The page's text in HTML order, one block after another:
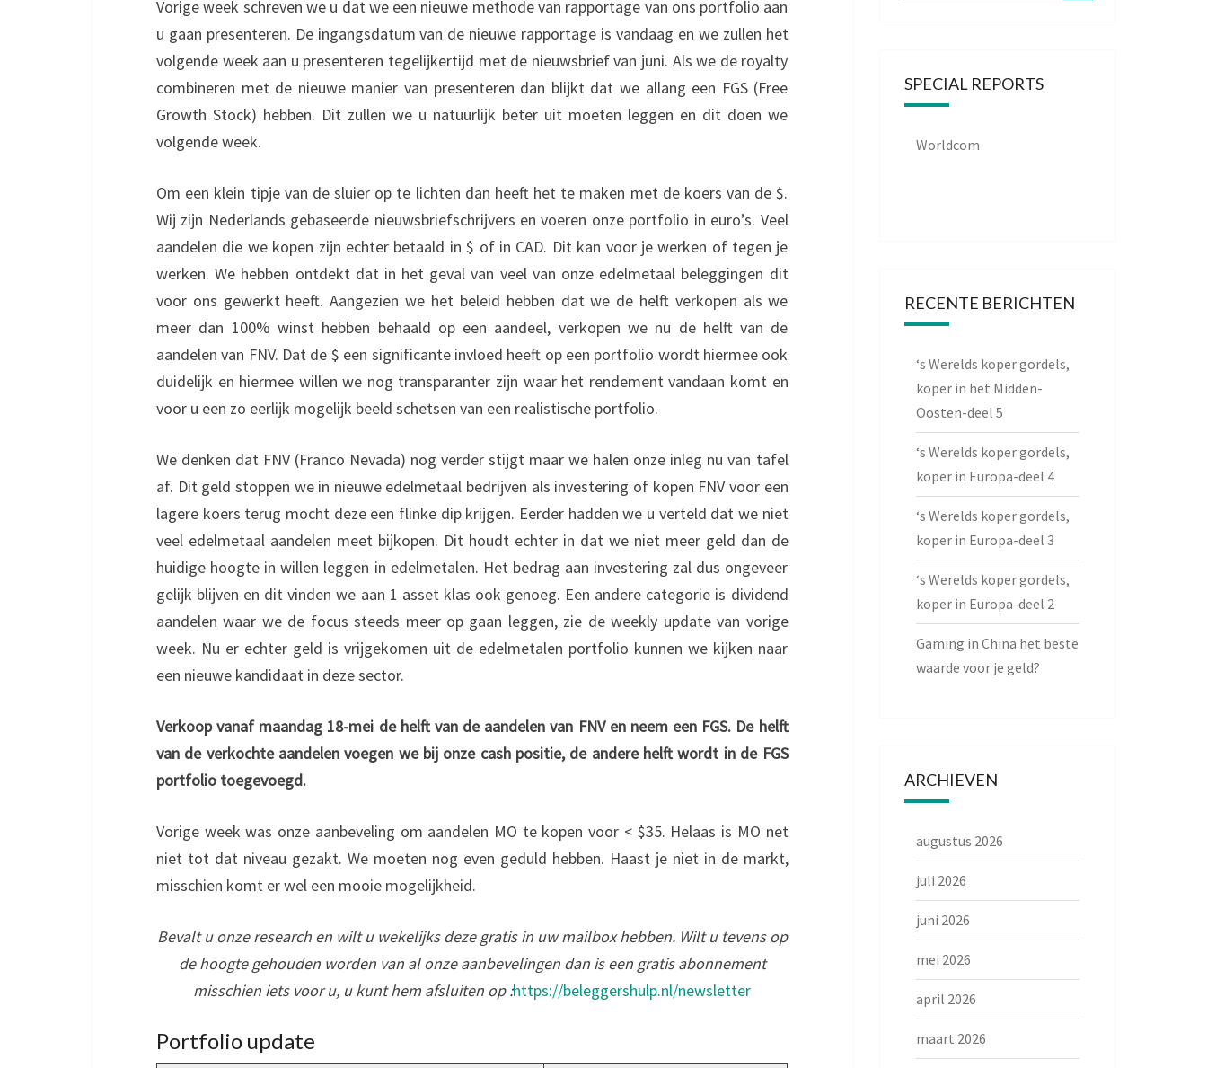
Vorige week schreven we u dat we een nieuwe methode van rapportage van ons portfolio aan
u gaan presenteren. De ingangsdatum van de nieuwe rapportage is vandaag en we zullen het
volgende week aan u presenteren tegelijkertijd met de nieuwsbrief van juni. Als we de royalty
combineren met de nieuwe manier van presenteren dan blijkt dat we allang een FGS (Free
Growth Stock) hebben. Dit zullen we u natuurlijk beter uit moeten leggen en dit doen we
volgende week.
Om een klein tipje van de sluier op te lichten dan heeft het te maken met de koers van de $.
Wij zijn Nederlands gebaseerde nieuwsbriefschrijvers en voeren onze portfolio in euro’s. Veel
aandelen die we kopen zijn echter betaald in $ of in CAD. Dit kan voor je werken of tegen je
werken. We hebben ontdekt dat in het geval van veel van onze edelmetaal beleggingen dit
voor ons gewerkt heeft. Aangezien we het beleid hebben dat we de helft verkopen als we
meer dan 100% winst hebben behaald op een aandeel, verkopen we nu de helft van de
aandelen van FNV. Dat de $ een significante invloed heeft op een portfolio wordt hiermee ook
duidelijk en hiermee willen we nog transparanter zijn waar het rendement vandaan komt en
voor u een zo eerlijk mogelijk beeld schetsen van een realistische portfolio.
We denken dat FNV (Franco Nevada) nog verder stijgt maar we halen onze inleg nu van tafel
af. Dit geld stoppen we in nieuwe edelmetaal bedrijven als investering of kopen FNV voor een
lagere koers terug mocht deze een flinke dip krijgen. Eerder hadden we u verteld dat we niet
veel edelmetaal aandelen meet bijkopen. Dit houdt echter in dat we niet meer geld dan de
huidige hoogte in willen leggen in edelmetalen. Het bedrag aan investering zal dus ongeveer
gelijk blijven en dit vinden we aan 1 asset klas ook genoeg. Een andere categorie is dividend
aandelen waar we de focus steeds meer op gaan leggen, zie de weekly update van vorige
week. Nu er echter geld is vrijgekomen uit de edelmetalen portfolio kunnen we kijken naar
een nieuwe kandidaat in deze sector.
Verkoop vanaf maandag 18-mei de helft van de aandelen van FNV en neem een FGS. De helft
van de verkochte aandelen voegen we bij onze cash positie, de andere helft wordt in de FGS
portfolio toegevoegd.
Vorige week was onze aanbeveling om aandelen MO te kopen voor < $35. Helaas is MO net
niet tot dat niveau gezakt. We moeten nog even geduld hebben. Haast je niet in de markt,
misschien komt er wel een mooie mogelijkheid.
Bevalt u onze research en wilt u wekelijks deze gratis in uw mailbox hebben. Wilt u tevens op
de hoogte gehouden worden van al onze aanbevelingen dan is een gratis abonnement
misschien iets voor u, u kunt hem afsluiten op :https://beleggershulp.nl/newsletter
Portfolio update
SPECIAL REPORTS
Worldcom
RECENTE BERICHTEN
‘s Werelds koper gordels,
koper in het Midden-
Oosten-deel 5
‘s Werelds koper gordels,
koper in Europa-deel 4
‘s Werelds koper gordels,
koper in Europa-deel 3
‘s Werelds koper gordels,
koper in Europa-deel 2
Gaming in China het beste
waarde voor je geld?
ARCHIEVEN
augustus 2026
juli 2026
juni 2026
mei 2026
april 2026
maart 2026